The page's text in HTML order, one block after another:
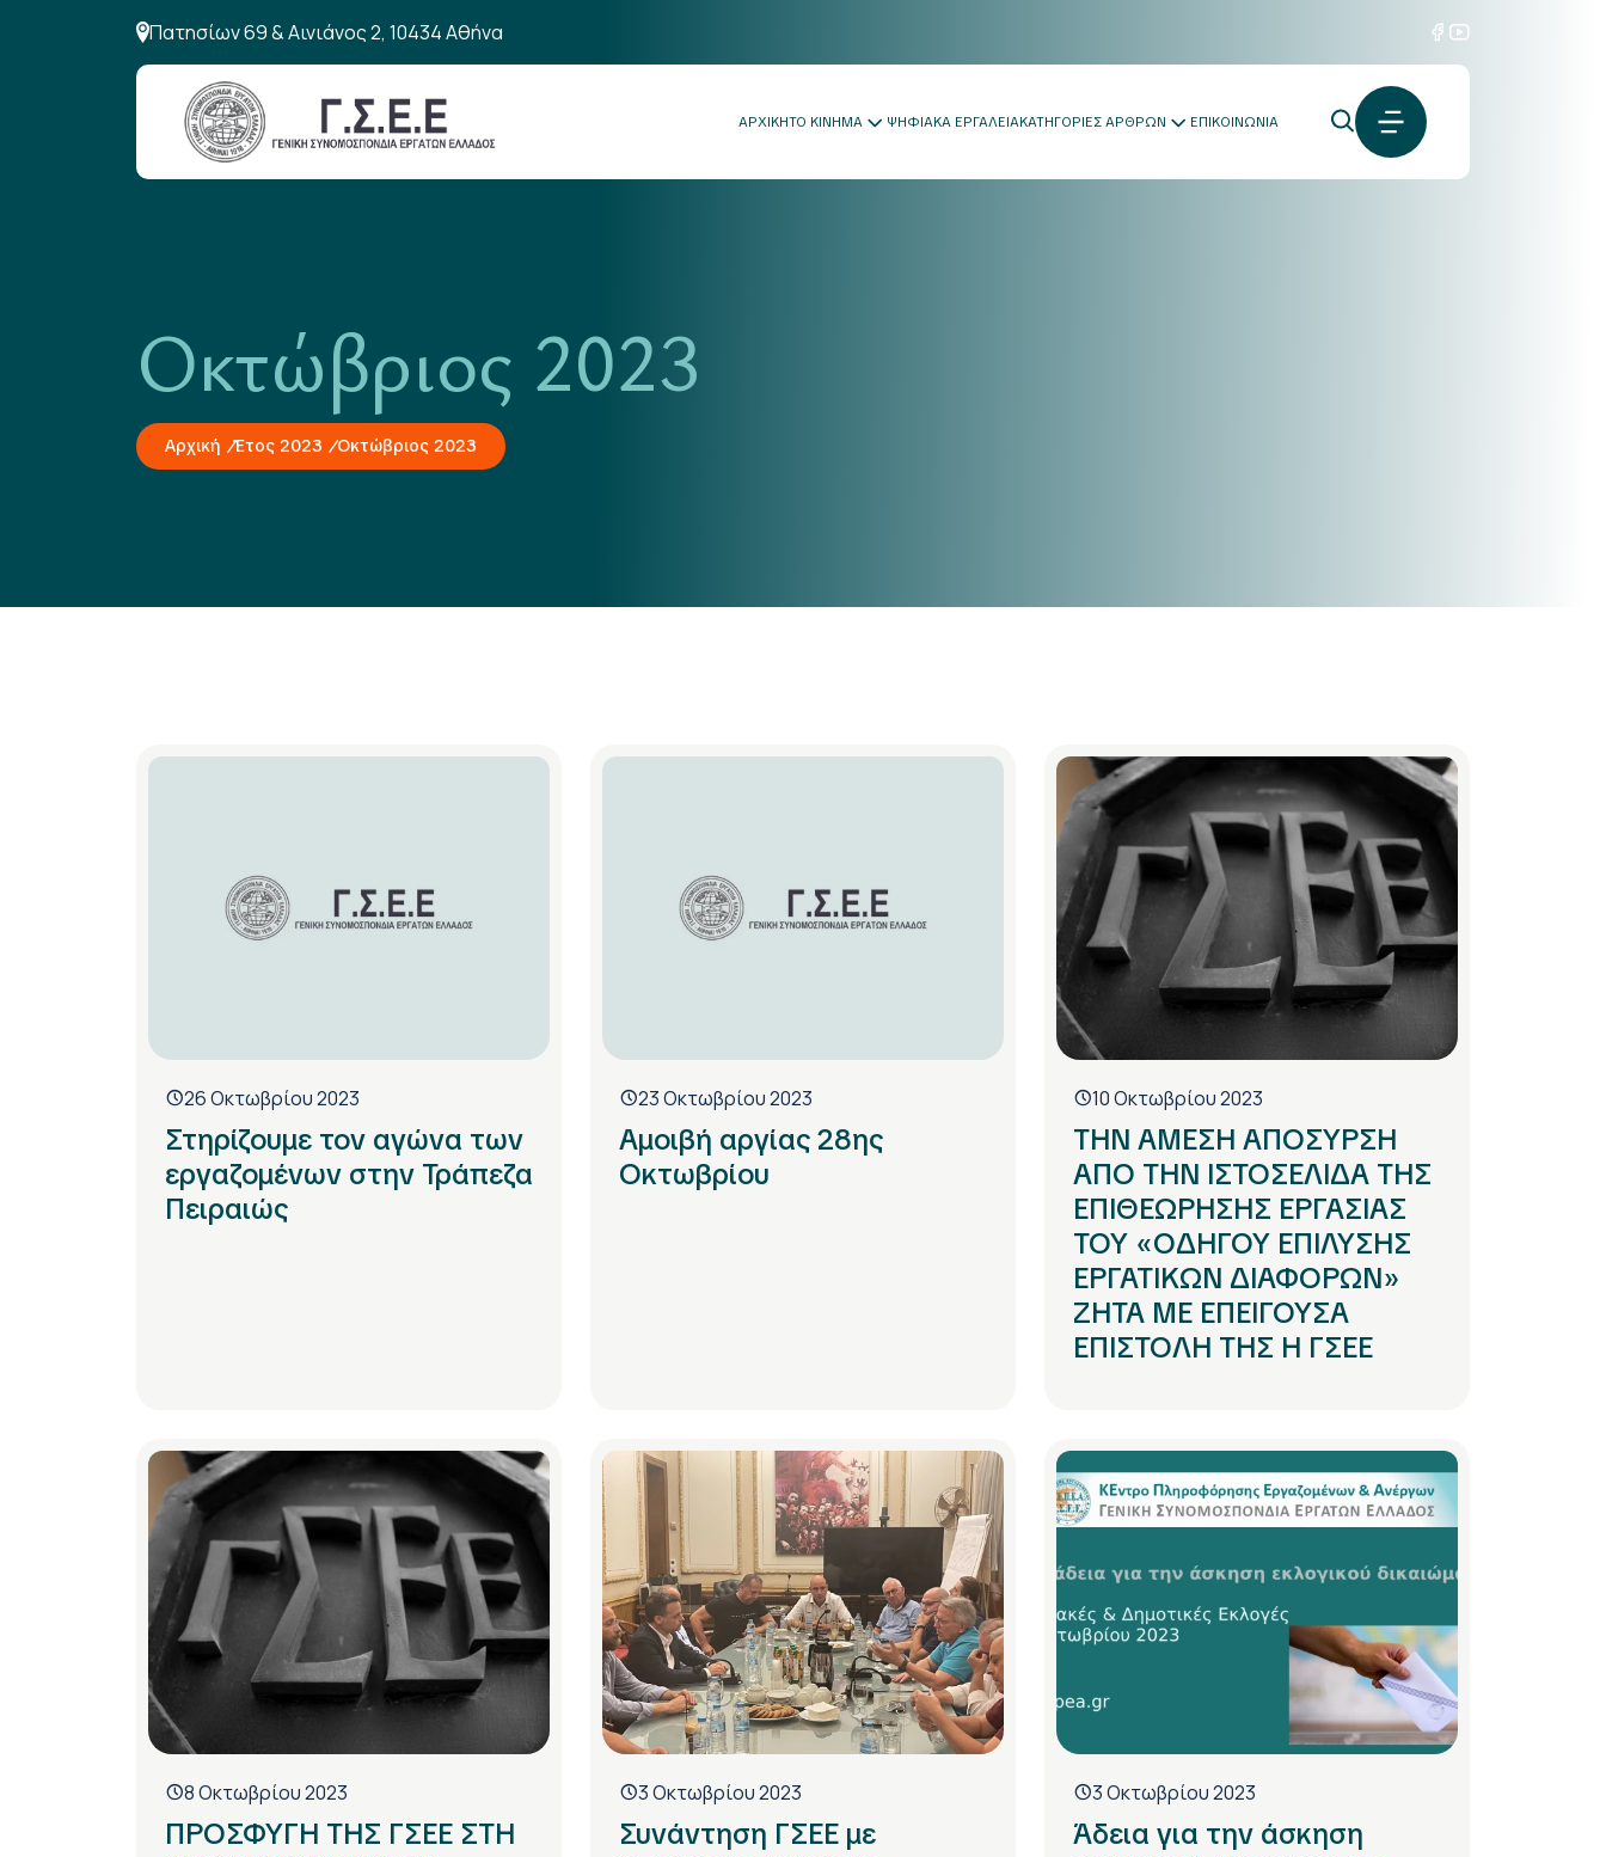
Πατησίων 69 & Αινιάνος 2, 10434 Αθήνα
ΑΡΧΙΚΗΤΟ ΚΙΝΗΜΑ ΨΗΦΙΑΚΑ ΕΡΓΑΛΕΙΑΚΑΤΗΓΟΡΙΕΣ ΑΡΘΡΩΝ ΕΠΙΚΟΙΝΩΝΙΑ
Οκτώβριος 2023
Αρχική Έτος 2023 Οκτώβριος 2023
26 Οκτωβρίου 2023
Στηρίζουμε τον αγώνα των
εργαζομένων στην Τράπεζα
Πειραιώς
23 Οκτωβρίου 2023
Αμοιβή αργίας 28ης
Οκτωβρίου
10 Οκτωβρίου 2023
ΤΗΝ ΑΜΕΣΗ ΑΠΟΣΥΡΣΗ
ΑΠΟ ΤΗΝ ΙΣΤΟΣΕΛΙΔΑ ΤΗΣ
ΕΠΙΘΕΩΡΗΣΗΣ ΕΡΓΑΣΙΑΣ
ΤΟΥ «ΟΔΗΓΟΥ ΕΠΙΛΥΣΗΣ
ΕΡΓΑΤΙΚΩΝ ΔΙΑΦΟΡΩΝ»
ΖΗΤΑ ΜΕ ΕΠΕΙΓΟΥΣΑ
ΕΠΙΣΤΟΛΗ ΤΗΣ Η ΓΣΕΕ
8 Οκτωβρίου 2023
ΠΡΟΣΦΥΓΗ ΤΗΣ ΓΣΕΕ ΣΤΗ
3 Οκτωβρίου 2023
Συνάντηση ΓΣΕΕ με
3 Οκτωβρίου 2023
Άδεια για την άσκηση